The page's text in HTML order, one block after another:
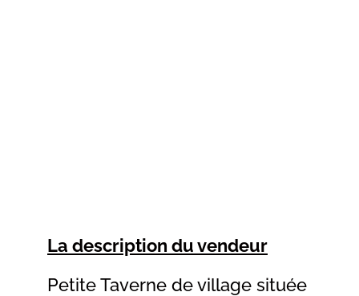
La description du vendeur
Petite Taverne de village située